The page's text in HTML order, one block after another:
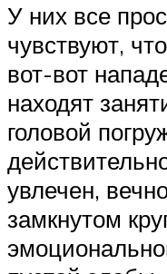
У них все
чувствуют,
вот-вот
находят
головой
увлечен,
замкнутом